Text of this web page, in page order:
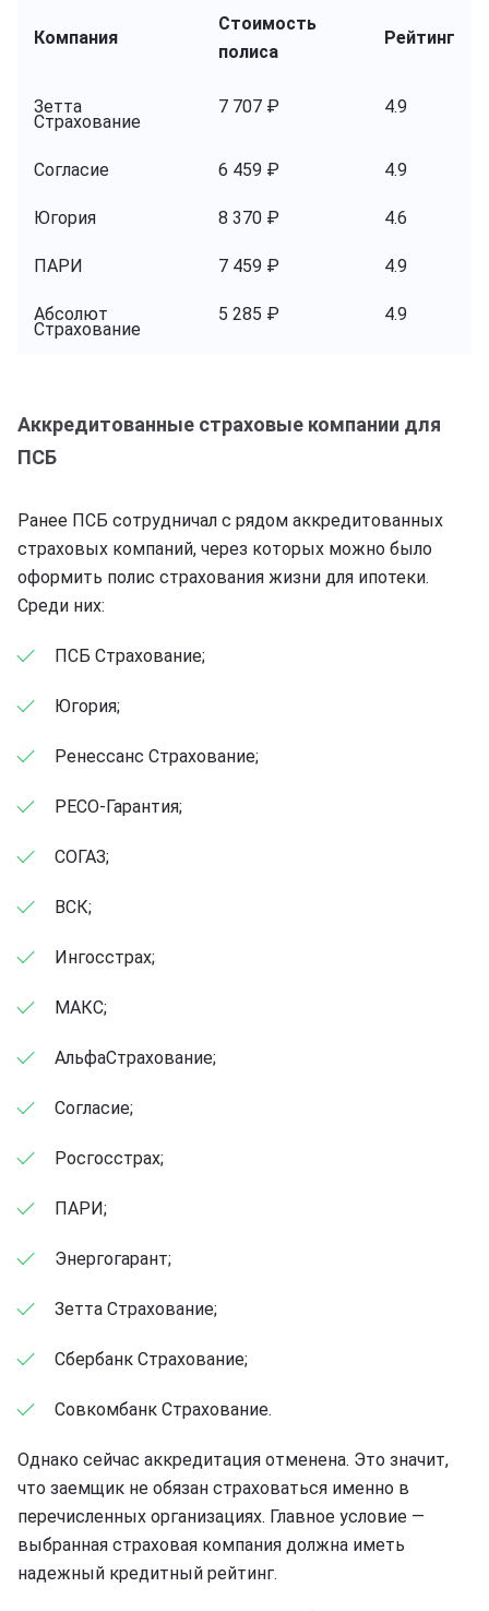
Компания
Стоимость
полиса
Рейтинг
Зетта
Страхование
7 707 ₽ 4.9
Согласие 6 459 ₽ 4.9
Югория 8 370 ₽ 4.6
ПАРИ 7 459 ₽ 4.9
Абсолют
Страхование
5 285 ₽ 4.9
Аккредитованные страховые компании для
ПСБ
Ранее ПСБ сотрудничал с рядом аккредитованных
страховых компаний, через которых можно было
оформить полис страхования жизни для ипотеки.
Среди них:
ПСБ Страхование;
Югория;
Ренессанс Страхование;
РЕСО-Гарантия;
СОГАЗ;
ВСК;
Ингосстрах;
МАКС;
АльфаСтрахование;
Согласие;
Росгосстрах;
ПАРИ;
Энергогарант;
Зетта Страхование;
Сбербанк Страхование;
Совкомбанк Страхование.
Однако сейчас аккредитация отменена. Это значит,
что заемщик не обязан страховаться именно в
перечисленных организациях. Главное условие —
выбранная страховая компания должна иметь
надежный кредитный рейтинг.